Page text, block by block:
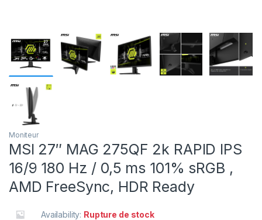
Moniteur
MSI 27″ MAG 275QF 2k RAPID IPS
16/9 180 Hz / 0,5 ms 101% sRGB ,
AMD FreeSync, HDR Ready
Availability: Rupture de stock